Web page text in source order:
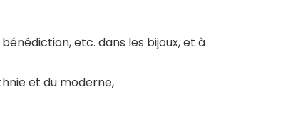
bénédiction, etc. dans les bijoux, et à
et du moderne,